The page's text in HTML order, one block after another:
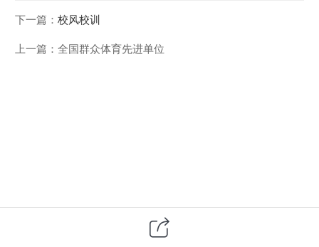
下一篇： 校风校训
上一篇： 全国群众体育先进单位